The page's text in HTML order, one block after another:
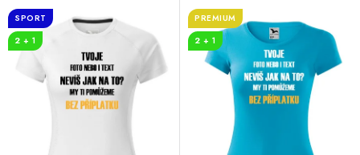
d
u
o
d
SPORT
2 + 1
PREMIUM
2 + 1